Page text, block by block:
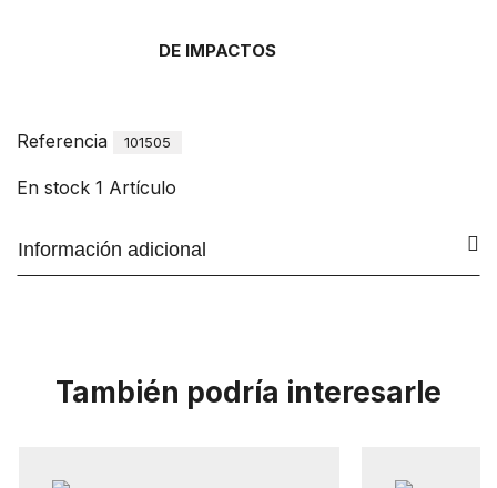
DE IMPACTOS
Referencia 101505
En stock 1 Artículo
Información adicional
También podría interesarle